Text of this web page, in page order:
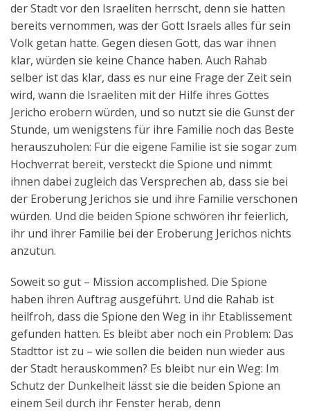
der Stadt vor den Israeliten herrscht, denn sie hatten
bereits vernommen, was der Gott Israels alles für sein
Volk getan hatte. Gegen diesen Gott, das war ihnen
klar, würden sie keine Chance haben. Auch Rahab
selber ist das klar, dass es nur eine Frage der Zeit sein
wird, wann die Israeliten mit der Hilfe ihres Gottes
Jericho erobern würden, und so nutzt sie die Gunst der
Stunde, um wenigstens für ihre Familie noch das Beste
herauszuholen: Für die eigene Familie ist sie sogar zum
Hochverrat bereit, versteckt die Spione und nimmt
ihnen dabei zugleich das Versprechen ab, dass sie bei
der Eroberung Jerichos sie und ihre Familie verschonen
würden. Und die beiden Spione schwören ihr feierlich,
ihr und ihrer Familie bei der Eroberung Jerichos nichts
anzutun.
Soweit so gut – Mission accomplished. Die Spione
haben ihren Auftrag ausgeführt. Und die Rahab ist
heilfroh, dass die Spione den Weg in ihr Etablissement
gefunden hatten. Es bleibt aber noch ein Problem: Das
Stadttor ist zu – wie sollen die beiden nun wieder aus
der Stadt herauskommen? Es bleibt nur ein Weg: Im
Schutz der Dunkelheit lässt sie die beiden Spione an
einem Seil durch ihr Fenster herab, denn